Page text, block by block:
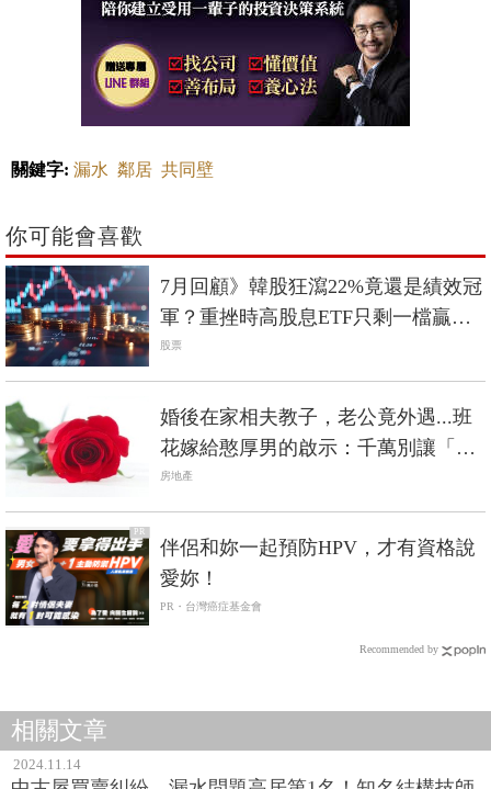
關鍵字: 漏水 鄰居 共同壁
你可能會喜歡
7月回顧》韓股狂瀉22%竟還是績效冠
軍？重挫時高股息ETF只剩一檔贏過
0050
股票
婚後在家相夫教子，老公竟外遇...班
花嫁給憨厚男的啟示：千萬別讓「房
子」成為離婚阻礙
房地產
PR
伴侶和妳一起預防HPV，才有資格說
愛妳！
PR・台灣癌症基金會
Recommended by
相關文章
2024.11.14